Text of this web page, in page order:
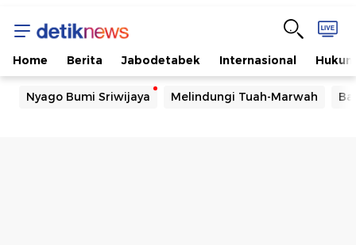
Home Berita Jabodetabek Internasional Hukum
Nyago Bumi Sriwijaya Melindungi Tuah-Marwah